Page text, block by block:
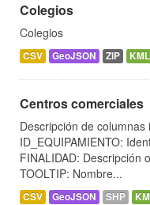
Colegios
Colegios
CSV GeoJSON ZIP KML
Centros comerciales
Descripción de
ID_EQUIPAMIENTO:
FINALIDAD: Descripción
TOOLTIP: Nombre...
CSV GeoJSON SHP